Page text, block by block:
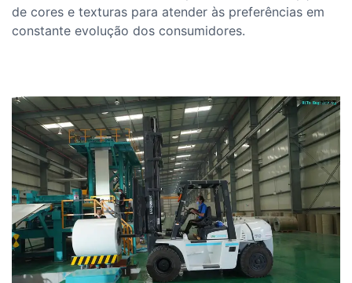
de cores e texturas para atender às preferências em
constante evolução dos consumidores.